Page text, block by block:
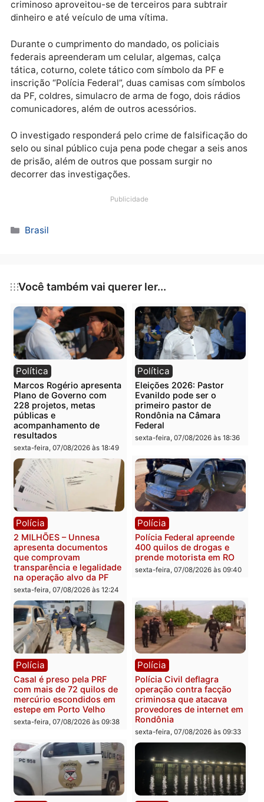
uniforme e distintivo da corporação, além de colete
tático e arma de fogo. O falso policial utilizava-se,
da PF no Rio de Janeiro para embasar sua história.
Com o uso indevido dos símbolos da Polícia Federal,
criminoso aproveitou-se de terceiros para subtrair
dinheiro e até veículo de uma vítima.
federais apreenderam um celular, algemas, calça
tática, coturno, colete tático com símbolo da PF e
inscrição “Polícia Federal”, duas camisas com
da PF, coldres, simulacro de arma de fogo, dois
selo ou sinal público cuja pena pode chegar a seis
Publicidade
Categorias
Brasil
Você também vai querer ler...
Política
Marcos Rogério apresenta
Plano de Governo com
228 projetos, metas
públicas e
acompanhamento de
resultados
sexta-feira, 07/08/2026 às 18:49
Política
Eleições 2026: Pastor
Evanildo pode ser o
primeiro pastor de
Rondônia na Câmara
Federal
sexta-feira, 07/08/2026 às
Polícia
2 MILHÕES – Unnesa
apresenta documentos
que comprovam
transparência e legalidade
na operação alvo da PF
sexta-feira, 07/08/2026 às 12:24
Polícia
Polícia Federal apreende
400 quilos de drogas e
prende motorista em RO
sexta-feira, 07/08/2026 às